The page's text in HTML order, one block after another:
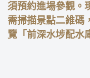
須預約進場參觀。
需掃描景點二維碼
覽「前深水埗配水